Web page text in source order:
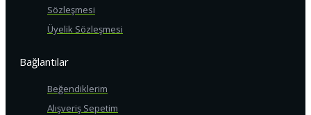
Sözleşmesi
Üyelik Sözleşmesi
Bağlantılar
Beğendiklerim
Alışveriş Sepetim